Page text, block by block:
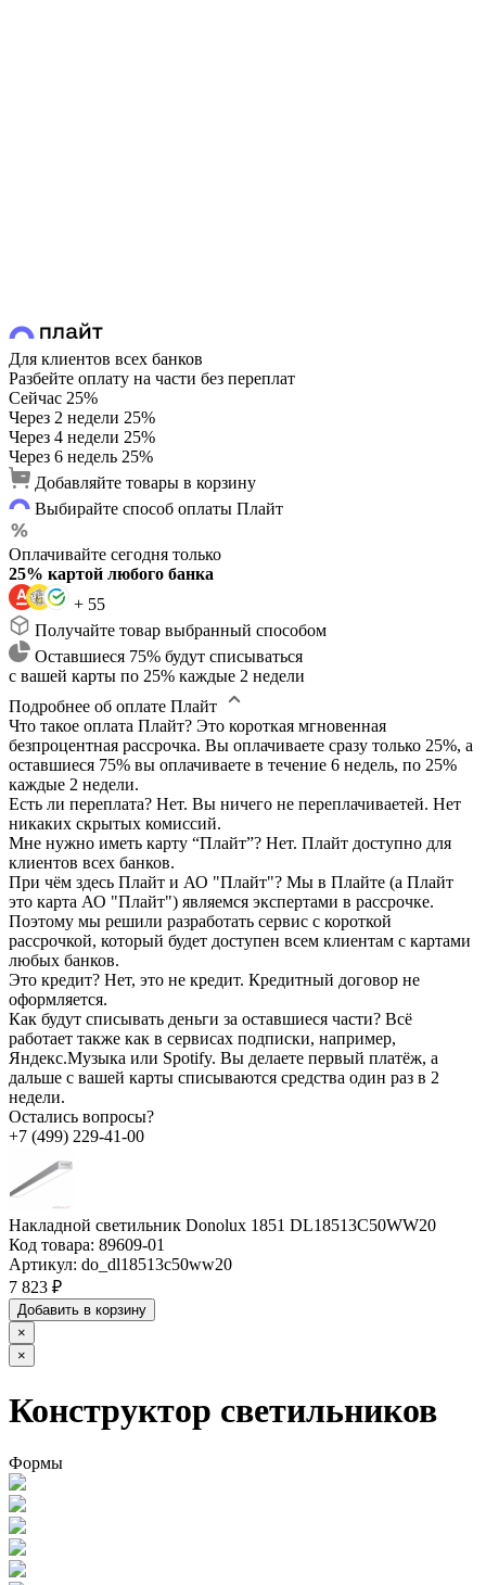
Для клиентов всех банков
Разбейте оплату на части без переплат
Сейчас 25%
Через 2 недели 25%
Через 4 недели 25%
Через 6 недель 25%
Добавляйте товары в корзину
Выбирайте способ оплаты Плайт
Оплачивайте сегодня только
25% картой любого банка
+ 55
Получайте товар выбранный способом
Оставшиеся 75% будут списываться
с вашей карты по 25% каждые 2 недели
Подробнее об оплате Плайт
Что такое оплата Плайт? Это короткая мгновенная
безпроцентная рассрочка. Вы оплачиваете сразу только 25%, а
оставшиеся 75% вы оплачиваете в течение 6 недель, по 25%
каждые 2 недели.
Есть ли переплата? Нет. Вы ничего не переплачиваетей. Нет
никаких скрытых комиссий.
Мне нужно иметь карту “Плайт”? Нет. Плайт доступно для
клиентов всех банков.
При чём здесь Плайт и АО "Плайт"? Мы в Плайте (а Плайт
это карта АО "Плайт") являемся экспертами в рассрочке.
Поэтому мы решили разработать сервис с короткой
рассрочкой, который будет доступен всем клиентам с картами
любых банков.
Это кредит? Нет, это не кредит. Кредитный договор не
оформляется.
Как будут списывать деньги за оставшиеся части? Всё
работает также как в сервисах подписки, например,
Яндекс.Музыка или Spotify. Вы делаете первый платёж, а
дальше с вашей карты списываются средства один раз в 2
недели.
Остались вопросы?
+7 (499) 229-41-00
Накладной светильник Donolux 1851 DL18513C50WW20
Код товара: 89609-01
Артикул: do_dl18513c50ww20
7 823 ₽
Добавить в корзину
×
×
Конструктор светильников
Формы